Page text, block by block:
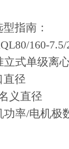
型指南：
160-
立式单级离
直径
义直径
功率/电机极